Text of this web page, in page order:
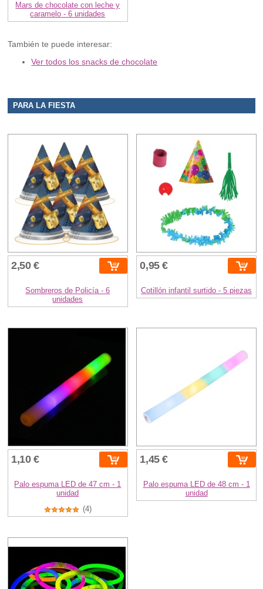
Mars de chocolate con leche y
caramelo - 6 unidades
También te puede interesar:
Ver todos los snacks de chocolate
PARA LA FIESTA
2,50 €
Sombreros de Policía - 6
unidades
0,95 €
Cotillón infantil surtido - 5 piezas
1,10 €
Palo espuma LED de 47 cm - 1
unidad
(4)
1,45 €
Palo espuma LED de 48 cm - 1
unidad